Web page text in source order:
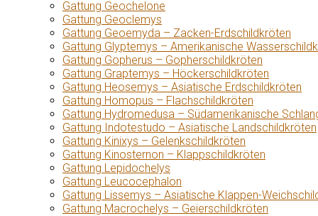
Gattung Geochelone
Gattung Geoclemys
Gattung Geoemyda – Zacken-Erdschildkröten
Gattung Glyptemys – Amerikanische
Gattung Gopherus – Gopherschildkröten
Gattung Graptemys – Höckerschildkröten
Gattung Heosemys – Asiatische Erdschildkröten
Gattung Homopus – Flachschildkröten
Gattung Hydromedusa – Südamerikanische
Gattung Indotestudo – Asiatische Landschildkröten
Gattung Kinixys – Gelenkschildkröten
Gattung Kinosternon – Klappschildkröten
Gattung Lepidochelys
Gattung Leucocephalon
Gattung Lissemys – Asiatische Klappen-
Gattung Macrochelys – Geierschildkröten